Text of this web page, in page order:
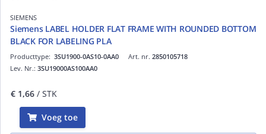
SIEMENS
Siemens LABEL HOLDER FLAT FRAME WITH ROUNDED BOTTOM
BLACK FOR LABELING PLA
Art. nr. 2850105718
Producttype: 3SU1900-0AS10-0AA0
Lev. Nr.: 3SU19000AS100AA0
€ 1,66 / STK
Voeg toe